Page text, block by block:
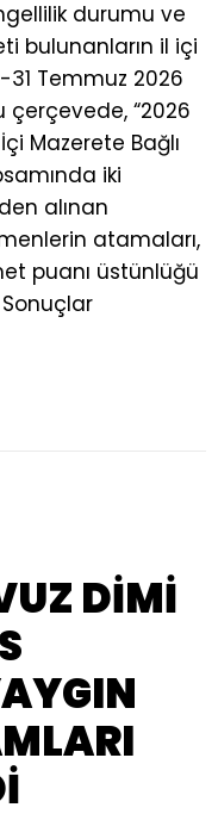
durumu ve
bulunanların il içi
31 Temmuz 2026
çerçevede, “2026
Mazerete Bağlı
iki
alınan
atamaları,
puanı üstünlüğü
DİMİ